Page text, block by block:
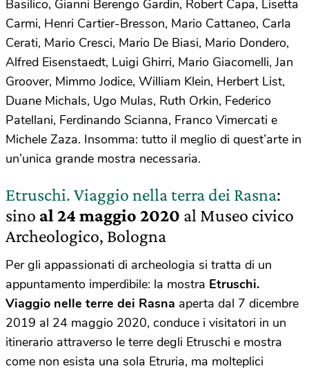
Basilico, Gianni Berengo Gardin, Robert Capa, Lisetta
Carmi, Henri Cartier-Bresson, Mario Cattaneo, Carla
Cerati, Mario Cresci, Mario De Biasi, Mario Dondero,
Alfred Eisenstaedt, Luigi Ghirri, Mario Giacomelli, Jan
Groover, Mimmo Jodice, William Klein, Herbert List,
Duane Michals, Ugo Mulas, Ruth Orkin, Federico
Patellani, Ferdinando Scianna, Franco Vimercati e
Michele Zaza. Insomma: tutto il meglio di quest’arte in
un’unica grande mostra necessaria.
Etruschi. Viaggio nella terra dei Rasna:
sino al 24 maggio 2020 al Museo civico
Archeologico, Bologna
Per gli appassionati di archeologia si tratta di un
appuntamento imperdibile: la mostra Etruschi.
Viaggio nelle terre dei Rasna aperta dal 7 dicembre
2019 al 24 maggio 2020, conduce i visitatori in un
itinerario attraverso le terre degli Etruschi e mostra
come non esista una sola Etruria, ma molteplici